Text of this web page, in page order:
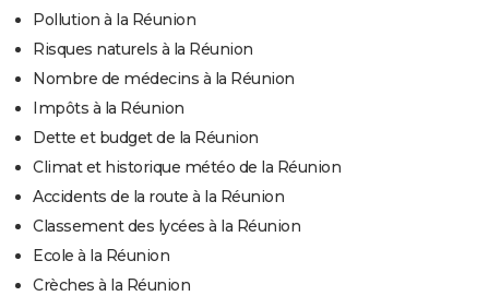
Pollution à la Réunion
Risques naturels à la Réunion
Nombre de médecins à la Réunion
Impôts à la Réunion
Dette et budget de la Réunion
Climat et historique météo de la Réunion
Accidents de la route à la Réunion
Classement des lycées à la Réunion
Ecole à la Réunion
Crèches à la Réunion